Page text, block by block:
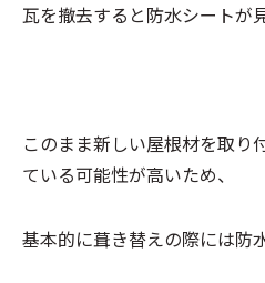
瓦を撤去すると防水シートが
このまま新しい屋根材を取り
ている可能性が高いため、
基本的に葺き替えの際には防